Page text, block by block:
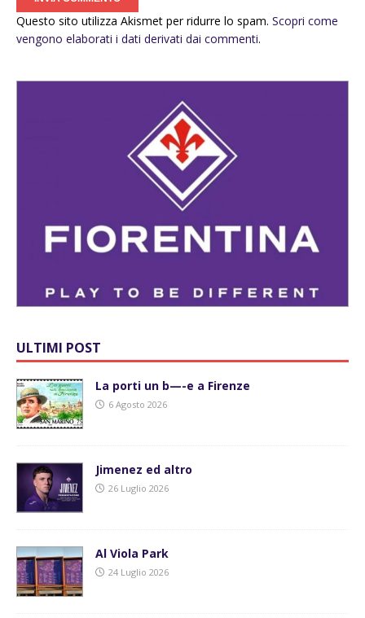
Questo sito utilizza Akismet per ridurre lo spam. Scopri come
vengono elaborati i dati derivati dai commenti.
ULTIMI POST
La porti un b—-e a Firenze
6 Agosto 2026
Jimenez ed altro
26 Luglio 2026
Al Viola Park
24 Luglio 2026